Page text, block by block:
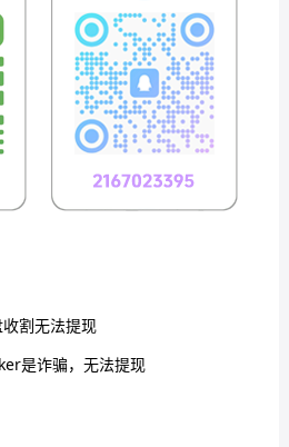
割无法提现
是诈骗，无法提现